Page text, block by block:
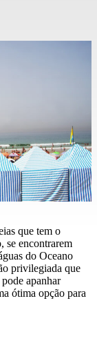
que tem o
se encontrarem
do Oceano
privilegiada que
apanhar
ótima opção para